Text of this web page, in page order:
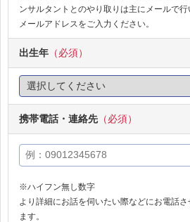
ンサルタントとのやり取りは主にメールで
メールアドレスをご入力ください。
出生年 （必須）
携帯電話・連絡先 （必須）
※ハイフン無し数字
より詳細にお話を伺いたい際などにお電話
ます。